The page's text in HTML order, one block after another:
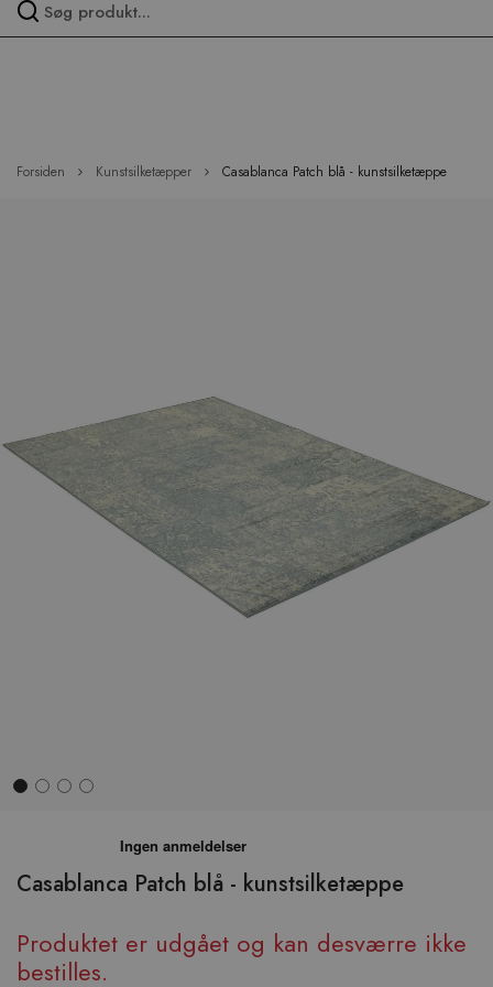
Forsiden Kunstsilketæpper Casablanca Patch blå - kunstsilketæppe
Casablanca Patch blå - kunstsilketæppe
Produktet er udgået og kan desværre ikke
bestilles.
begyndelsen
af